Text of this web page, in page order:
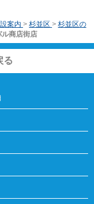
案内 > 杉並区 > 杉並区の
ル商店街店
る